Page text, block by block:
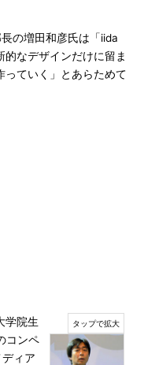
の増田和彦氏は「iida
なデザインだけに留ま
っていく」とあらためて
学院生
コンペ
ディア